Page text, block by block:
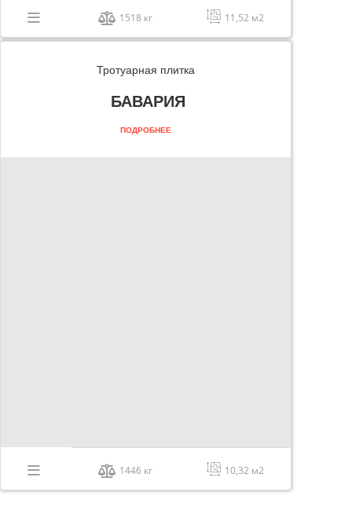
1518 кг 11,52 м2
Тротуарная плитка
БАВАРИЯ
ПОДРОБНЕЕ
1446 кг 10,32 м2